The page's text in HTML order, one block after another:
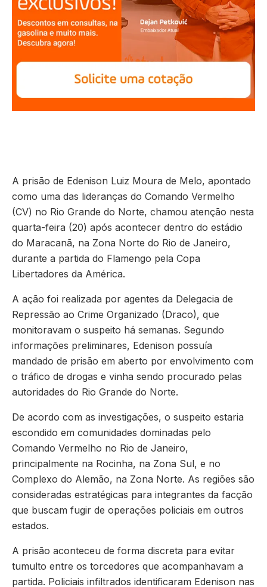
A prisão de Edenison Luiz Moura de Melo, apontado
como uma das lideranças do Comando Vermelho
(CV) no Rio Grande do Norte, chamou atenção nesta
quarta-feira (20) após acontecer dentro do estádio
do Maracanã, na Zona Norte do Rio de Janeiro,
durante a partida do Flamengo pela Copa
Libertadores da América.
A ação foi realizada por agentes da Delegacia de
Repressão ao Crime Organizado (Draco), que
monitoravam o suspeito há semanas. Segundo
informações preliminares, Edenison possuía
mandado de prisão em aberto por envolvimento com
o tráfico de drogas e vinha sendo procurado pelas
autoridades do Rio Grande do Norte.
De acordo com as investigações, o suspeito estaria
escondido em comunidades dominadas pelo
Comando Vermelho no Rio de Janeiro,
principalmente na Rocinha, na Zona Sul, e no
Complexo do Alemão, na Zona Norte. As regiões são
consideradas estratégicas para integrantes da facção
que buscam fugir de operações policiais em outros
estados.
A prisão aconteceu de forma discreta para evitar
tumulto entre os torcedores que acompanhavam a
partida. Policiais infiltrados identificaram Edenison nas